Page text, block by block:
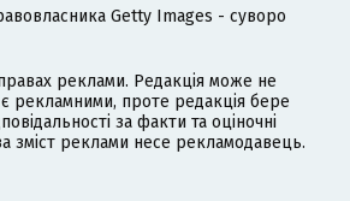
Getty Images - суворо
реклами. Редакція може не
рекламними, проте редакція бере
за факти та оціночні
зміст реклами несе рекламодавець.